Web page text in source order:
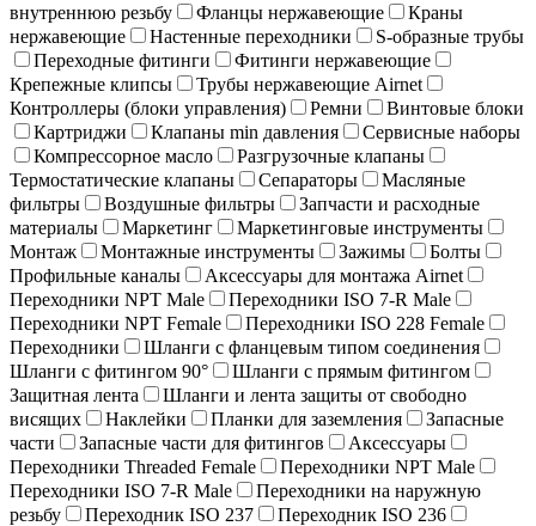
внутреннюю резьбу
Фланцы нержавеющие
Краны
нержавеющие
Настенныe переходники
S-образные трубы
Переходные фитинги
Фитинги нержавеющие
Крепежные клипсы
Трубы нержавеющие Airnet
Контроллеры (блоки управления)
Ремни
Винтовые блоки
Картриджи
Клапаны min давления
Сервисные наборы
Компрессорное масло
Разгрузочные клапаны
Термостатические клапаны
Сепараторы
Масляные
фильтры
Воздушные фильтры
Запчасти и расходные
материалы
Маркетинг
Маркетинговые инструменты
Монтаж
Монтажные инструменты Зажимы
Болты
Профильные каналы
Аксессуары для монтажа Airnet
Переходники NPT Male
Переходники ISO 7-R Male
Переходники NPT Female
Переходники ISO 228 Female
Переходники
Шланги с фланцевым типом соединения
Шланги с фитингом 90°
Шланги с прямым фитингом
Защитная лента
Шланги и лента защиты от свободно
висящих
Наклейки Планки для заземления
Запасные
части
Запасные части для фитингов
Аксессуары
Переходники Threaded Female
Переходники NPT Male
Переходники ISO 7-R Male
Переходники на наружную
резьбу
Переходник ISO 237
Переходник ISO 236